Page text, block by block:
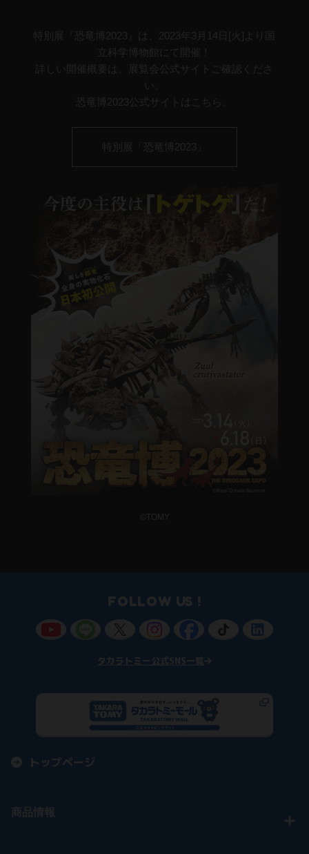
特別展『恐竜博2023』は、2023年3月14日[火]より国
立科学博物館にて開催！
詳しい開催概要は、展覧会公式サイトご確認くださ
恐竜博2023公式サイトはこちら。
特別展「恐竜博2023」
©️TOMY
FOLLOW US !
タカラトミー公式SNS一覧
トップページ
商品情報